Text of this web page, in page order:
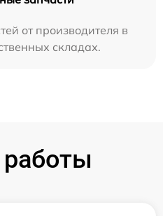
от производителя в
складах.